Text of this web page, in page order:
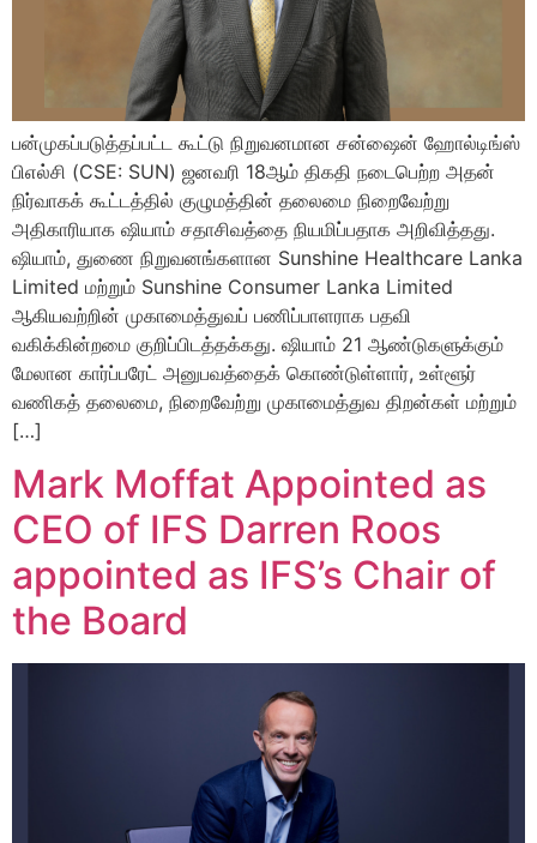
பன்முகப்படுத்தப்பட்ட கூட்டு நிறுவனமான சன்ஷைன் ஹோல்டிங்ஸ்
பிஎல்சி (CSE: SUN) ஜனவரி 18ஆம் திகதி நடைபெற்ற அதன்
நிர்வாகக் கூட்டத்தில் குழுமத்தின் தலைமை நிறைவேற்று
அதிகாரியாக ஷியாம் சதாசிவத்தை நியமிப்பதாக அறிவித்தது.
ஷியாம், துணை நிறுவனங்களான Sunshine Healthcare Lanka
Limited மற்றும் Sunshine Consumer Lanka Limited
ஆகியவற்றின் முகாமைத்துவப் பணிப்பாளராக பதவி
வகிக்கின்றமை குறிப்பிடத்தக்கது. ஷியாம் 21 ஆண்டுகளுக்கும்
மேலான கார்ப்பரேட் அனுபவத்தைக் கொண்டுள்ளார், உள்ளூர்
வணிகத் தலைமை, நிறைவேற்று முகாமைத்துவ திறன்கள் மற்றும்
[…]
Mark Moffat Appointed as
CEO of IFS Darren Roos
appointed as IFS’s Chair of
the Board